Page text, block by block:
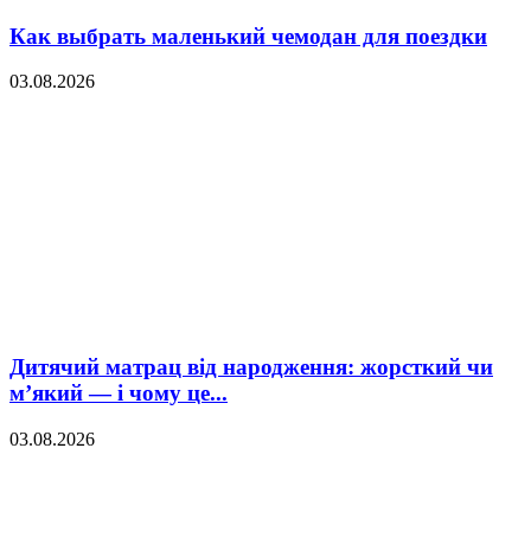
Как выбрать маленький чемодан для поездки
03.08.2026
Дитячий матрац від народження: жорсткий чи
м’який — і чому це...
03.08.2026